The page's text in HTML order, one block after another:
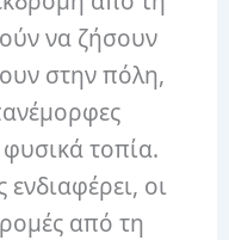
να ζήσουν
στην πόλη,
τοπία.
οι
από τη